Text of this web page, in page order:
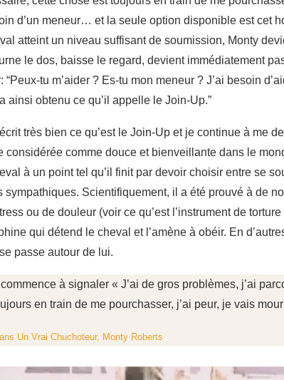
d’un meneur… et la seule option disponible est cet
atteint un niveau suffisant de soumission, Monty
le dos, baisse le regard, devient immédiatement
“Peux-tu m’aider ? Es-tu mon meneur ? J’ai besoin
ainsi obtenu ce qu’il appelle le Join-Up.”
très bien ce qu’est le Join-Up et je continue à me
considérée comme douce et bienveillante dans le
à un point tel qu’il finit par devoir choisir entre se
sympathiques. Scientifiquement, il a été prouvé à de
ou de douleur (voir ce qu’est l’instrument de
qui détend le cheval et l’amène à obéir. En
passe autour de lui.
à signaler « J’ai de gros problèmes, j’ai
en train de me pourchasser, j’ai peur, je vais
Un Vrai Chuchoteur, Monty Roberts